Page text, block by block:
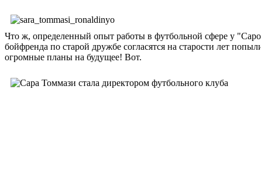
Что ж, определенный опыт работы в футбольной сфере у
бойфренда по старой дружбе согласятся на старости лет
огромные планы на будущее! Вот.